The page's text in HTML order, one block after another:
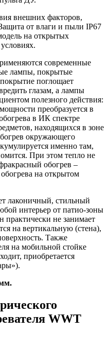
внешних факторов,
от влаги и пыли IP67
на открытых
современные
лампы, покрытые
поглощает
глазам, а лампы
полезного действия:
преобразуется в
в ИК спектре
находящихся в зоне
окружающего
именно там,
При этом тепло не
обогрев –
на открытом
лаконичный, стильный
интерьер от патио-зоны
не занимает
на вертикальную (стена),
Также
на мобильной стойке
приобретается
WWT